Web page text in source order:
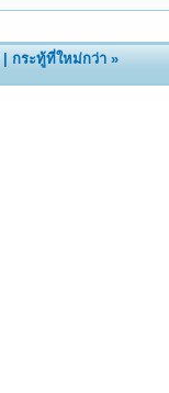
|กระทู้ที่ใหม่กว่า »